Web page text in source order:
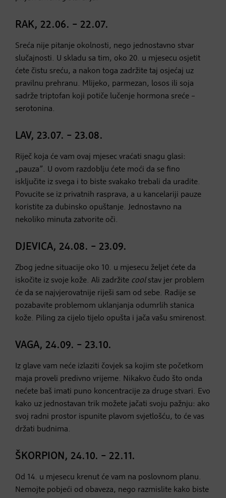
RAK, 22.06. – 22.07.
Sreća nije pitanje okolnosti, nego jednostavno stvar
slučajnosti. U skladu sa tim, oko 20. u mjesecu osjetit
ćete čistu sreću, a nakon toga zadržite taj osjećaj uz
pravilnu prehranu. Mlijeko, parmezan, losos ili soja
sadrže triptofan koji potiče lučenje hormona sreće –
serotonina.
LAV, 23.07. – 23.08.
Riječ koja će vam ovaj mjesec vraćati snagu glasi:
„pauza”. U ovom razdoblju ćete moći da se fino
isključite iz svega i to biste svakako trebali da uradite.
Povucite se iz privatnih rasprava, a u kancelariji pauze
koristite za dubinsko opuštanje. Jednostavno na
nekoliko minuta zatvorite oči.
DJEVICA, 24.08. – 23.09.
Zbog jedne situacije oko 10. u mjesecu željet ćete da
iskočite iz svoje kože. Ali zadržite cool stav jer problem
će da se najvjerovatnije riješi sam od sebe. Radije se
pozabavite problemom uklanjanja odumrlih stanica
kože. Piling za cijelo tijelo opušta i jača vašu smirenost.
VAGA, 24.09. – 23.10.
Iz glave vam neće izlaziti čovjek sa kojim ste početkom
maja proveli predivno vrijeme. Nikakvo čudo što onda
nećete baš imati puno koncentracije za druge stvari. Evo
kako uz jednostavan trik možete jačati svoju pažnju: ako
svoj radni prostor ispunite plavom svjetlošću, to će vas
držati budnima.
ŠKORPION, 24.10. – 22.11.
Od 14. u mjesecu krenut će vam na poslovnom planu.
Nemojte pobjeći od obaveza, nego razmislite kako biste